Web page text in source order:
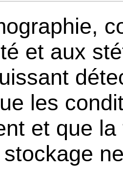
et aux
les
et que